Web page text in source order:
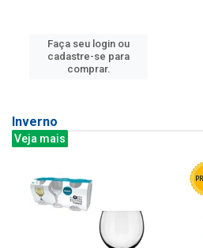
Faça seu login ou
cadastre-se para
comprar.
Inverno
Veja mais